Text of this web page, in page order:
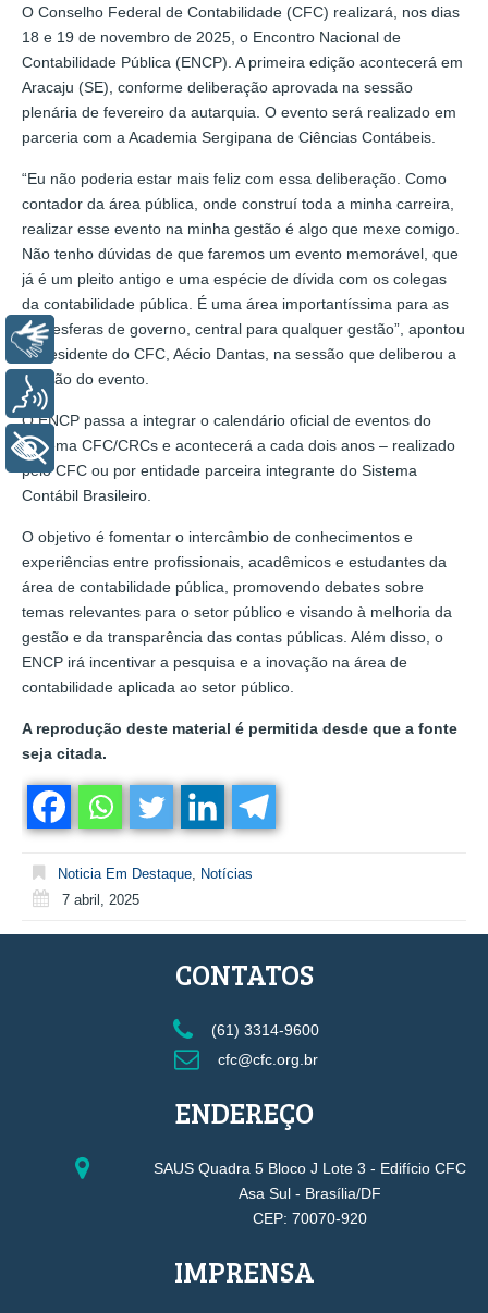
O Conselho Federal de Contabilidade (CFC) realizará, nos dias
18 e 19 de novembro de 2025, o Encontro Nacional de
Contabilidade Pública (ENCP). A primeira edição acontecerá em
Aracaju (SE), conforme deliberação aprovada na sessão
plenária de fevereiro da autarquia. O evento será realizado em
parceria com a Academia Sergipana de Ciências Contábeis.
“Eu não poderia estar mais feliz com essa deliberação. Como
contador da área pública, onde construí toda a minha carreira,
realizar esse evento na minha gestão é algo que mexe comigo.
Não tenho dúvidas de que faremos um evento memorável, que
já é um pleito antigo e uma espécie de dívida com os colegas
da contabilidade pública. É uma área importantíssima para as
três esferas de governo, central para qualquer gestão”, apontou
o presidente do CFC, Aécio Dantas, na sessão que deliberou a
criação do evento.
O ENCP passa a integrar o calendário oficial de eventos do
Sistema CFC/CRCs e acontecerá a cada dois anos – realizado
pelo CFC ou por entidade parceira integrante do Sistema
Contábil Brasileiro.
O objetivo é fomentar o intercâmbio de conhecimentos e
experiências entre profissionais, acadêmicos e estudantes da
área de contabilidade pública, promovendo debates sobre
temas relevantes para o setor público e visando à melhoria da
gestão e da transparência das contas públicas. Além disso, o
ENCP irá incentivar a pesquisa e a inovação na área de
contabilidade aplicada ao setor público.
A reprodução deste material é permitida desde que a fonte
seja citada.
Noticia Em Destaque Notícias
7 abril, 2025
CONTATOS
(61) 3314-9600
cfc@cfc.org.br
ENDEREÇO
SAUS Quadra 5 Bloco J Lote 3 - Edifício CFC
Asa Sul - Brasília/DF
CEP: 70070-920
IMPRENSA
Libras
+ Acessibilidade